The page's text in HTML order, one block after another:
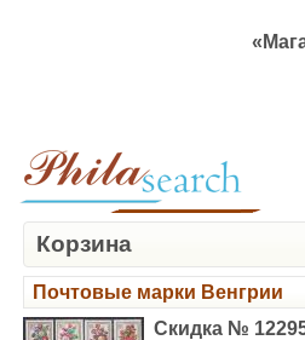
Корзина
Почтовые марки Венгрии
Скидка №